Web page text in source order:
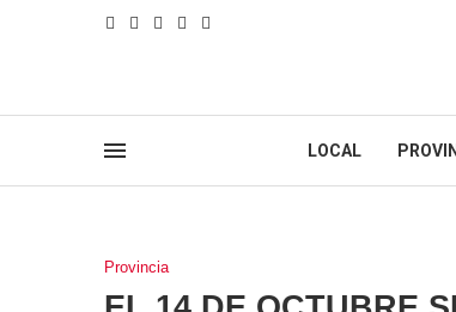
LOCAL
Provincia